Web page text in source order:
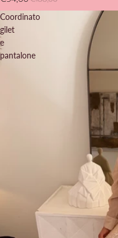
Coordinato
gilet
e
pantalone